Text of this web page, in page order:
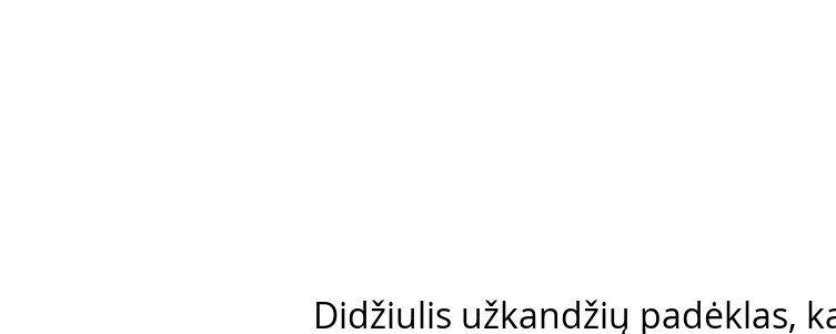
Didžiulis užkandžių padėklas,